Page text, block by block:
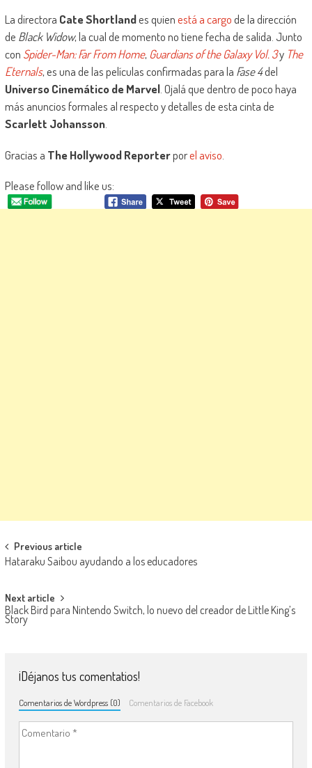
La directora Cate Shortlandes quienestá a cargode la dirección
de Black Widow, la cual de momento no tiene fecha de salida. Junto
con Spider-Man: Far From Home, Guardians of the Galaxy Vol. 3y The
Eternals, es una de las películas confirmadas para la Fase 4del
Universo Cinemático de Marvel. Ojalá que dentro de poco haya
más anuncios formales al respecto y detalles de esta cinta de
Scarlett Johansson.
Gracias a The Hollywood Reporterporel aviso
Please follow and like us:
Navegación de entradas
Previous article
Hataraku Saibou ayudando a los educadores
Next article
Black Bird para Nintendo Switch, lo nuevo del creador de Little King’s
Story
¡Déjanos tus comentatios!
Comentarios de Wordpress (0) Comentarios de Facebook